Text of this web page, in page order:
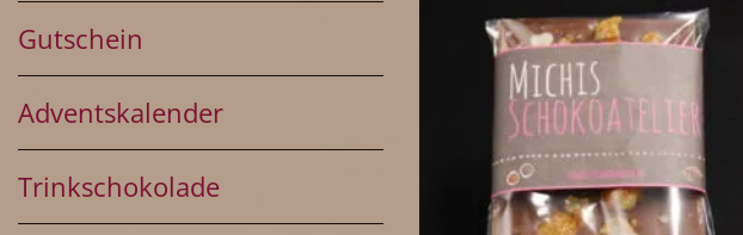
Gutschein
Adventskalender
Trinkschokolade